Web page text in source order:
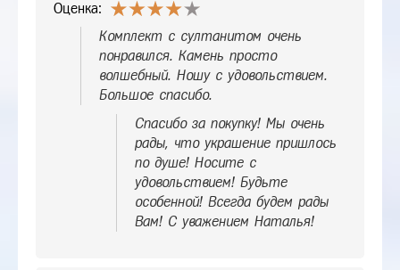
Оценка:
Комплект с султанитом очень
понравился. Камень просто
волшебный. Ношу с удовольствием.
Большое спасибо.
Спасибо за покупку! Мы очень
рады, что украшение пришлось
по душе! Носите с
удовольствием! Будьте
особенной! Всегда будем рады
Вам! С уважением Наталья!